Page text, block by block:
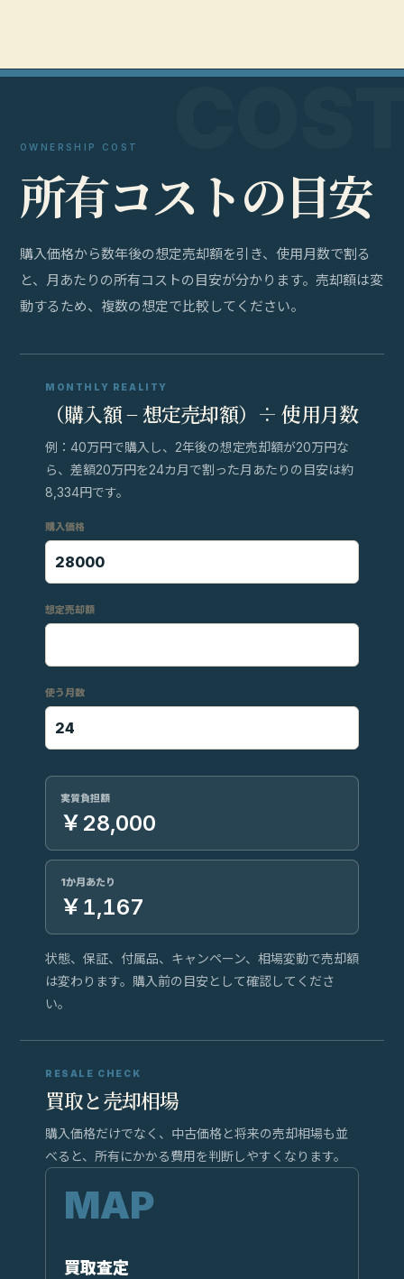
OWNERSHIP COST
所有コス トの目安
購入価格から数年後の想定売却額を引き、使用月数で割る
と、月あたりの所有コストの目安が分かります。売却額は変
動するため、複数の想定で比較してください。
MONTHLY REALITY
（購入額 − 想定売却額）÷ 使用月数
例：40万円で購入し、2年後の想定売却額が20万円な
ら、差額20万円を24カ月で割った月あたりの目安は約
8,334円です。
購入価格
想定売却額
使う月数
実質負担額
￥28,000
1か月あたり
￥1,167
状態、保証、付属品、キャンペーン、相場変動で売却額
は変わります。購入前の目安として確認してくださ
い。
RESALE CHECK
買取と売却相場
購入価格だけでなく、中古価格と将来の売却相場も並
べると、所有にかかる費用を判断しやすくなります。
買取査定